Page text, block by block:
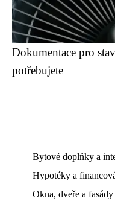
Dokumentace pro
potřebujete
Bytové doplňky a
Hypotéky a
Okna, dveře a fasády